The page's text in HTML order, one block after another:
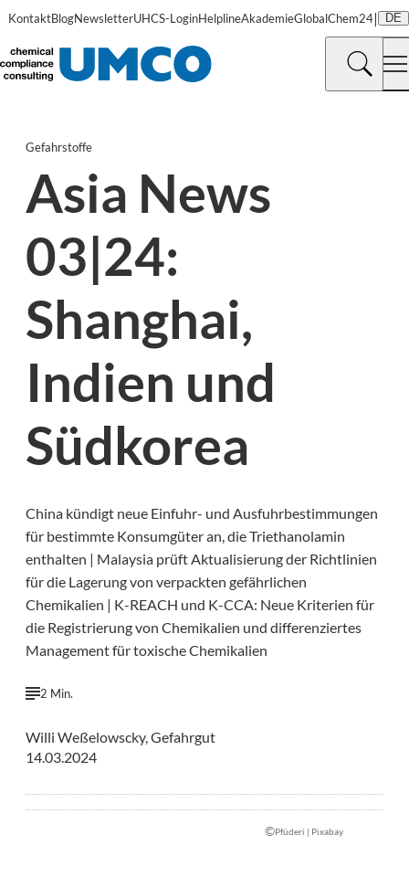
KontaktBlogNewsletterUHCS-LoginHelplineAkademieGlobalChem24| DE
Gefahrstoffe
Asia News
03|24:
Shanghai,
Indien und
Südkorea
China kündigt neue Einfuhr- und Ausfuhrbestimmungen
für bestimmte Konsumgüter an, die Triethanolamin
enthalten | Malaysia prüft Aktualisierung der Richtlinien
für die Lagerung von verpackten gefährlichen
Chemikalien | K-REACH und K-CCA: Neue Kriterien für
die Registrierung von Chemikalien und differenziertes
Management für toxische Chemikalien
2 Min.
Willi Weßelowscky, Gefahrgut
14.03.2024
©Pfüderi | Pixabay